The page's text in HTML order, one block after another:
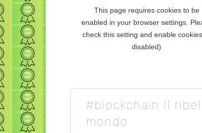
#blockchain Il
mondo